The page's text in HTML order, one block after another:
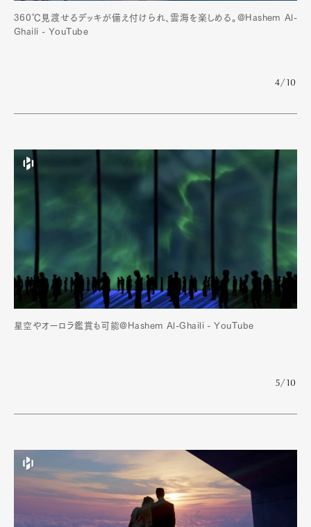
360℃見渡せるデッキが備え付けられ、雲海を楽しめる。@Hashem Al-
Ghaili - YouTube
4/10
星空やオーロラ鑑賞も可能@Hashem Al-Ghaili - YouTube
5/10